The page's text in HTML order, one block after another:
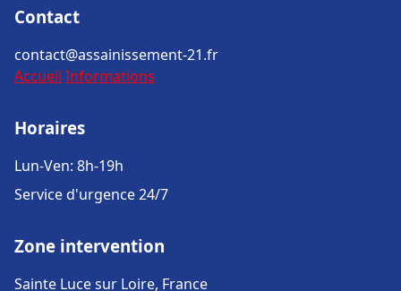
Contact
contact@assainissement-21.fr
Accueil Informations
Horaires
Lun-Ven: 8h-19h
Service d'urgence 24/7
Zone intervention
Sainte Luce sur Loire, France